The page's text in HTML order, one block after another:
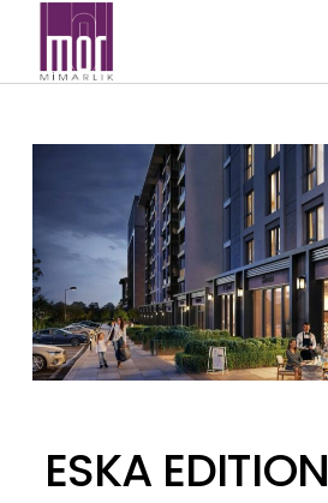
ESKA EDITION